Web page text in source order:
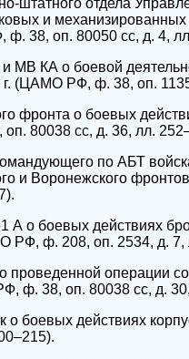
штатного отдела
и
38, оп. 80050 сс, д. 4,
MB КА о боевой
г. (ЦАМО РФ, ф. 38, оп.
фронта о боевых
80038 сс, д. 36, лл.
по АБТ
и Воронежского
А о боевых действиях
РФ, ф. 208, оп. 2534, д. 7,
проведенной операции
ф. 38, оп. 80038 сс, д.
о боевых действиях